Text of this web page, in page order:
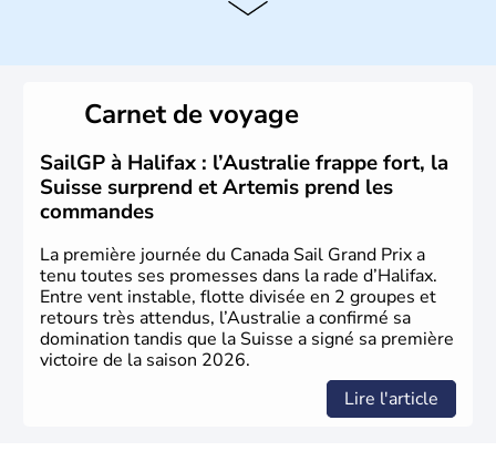
territoire de la ville de Québec, le Canada passe ensuite
sous le contrôle des Britanniques. L'indépendance du
pays a été obtenue au cours d'un long processus qui s'est
étalé de 1867 à 1982. Le peuple autochtone des Inuits,
aujourd'hui appelé Eskimos, n'est découvert qu'au début
du XXème siècle lors d'une expédition dans le Grand
Nord.
Carnet de voyage
SailGP à Halifax : l’Australie frappe fort, la
Suisse surprend et Artemis prend les
commandes
La première journée du Canada Sail Grand Prix a
tenu toutes ses promesses dans la rade d’Halifax.
Entre vent instable, flotte divisée en 2 groupes et
retours très attendus, l’Australie a confirmé sa
domination tandis que la Suisse a signé sa première
victoire de la saison 2026.
Lire l'article